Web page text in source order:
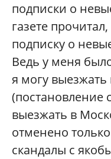
подписки о
газете
подписку о
Ведь у меня
я могу
(постановление
выезжать в
отменено
скандалы с